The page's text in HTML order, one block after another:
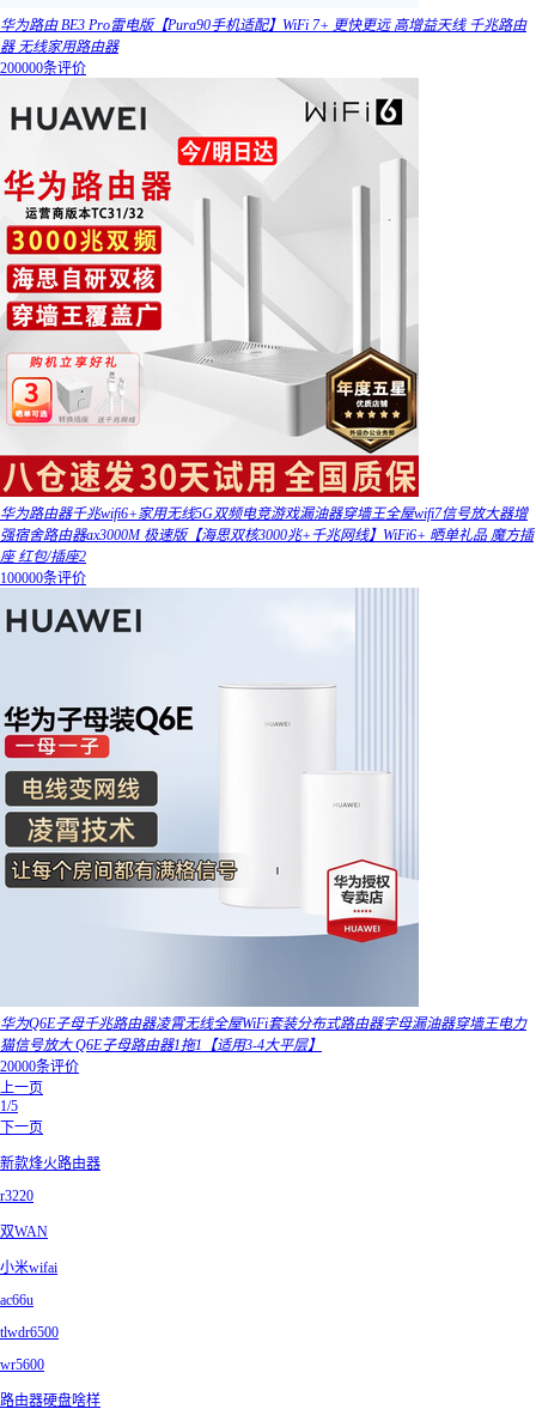
华为路由 BE3 Pro雷电版【Pura90手机适配】WiFi 7+ 更快更远 高增益天线 千兆路由
器 无线家用路由器
200000条评价
华为路由器千兆wifi6+家用无线5G双频电竞游戏漏油器穿墙王全屋wifi7信号放大器增
强宿舍路由器ax3000M 极速版【海思双核3000兆+千兆网线】WiFi6+ 晒单礼品 魔方插
座 红包/插座2
100000条评价
华为Q6E子母千兆路由器凌霄无线全屋WiFi套装分布式路由器字母漏油器穿墙王电力
猫信号放大 Q6E子母路由器1拖1【适用3-4大平层】
20000条评价
上一页
1/5
下一页
新款烽火路由器
r3220
双WAN
小米wifai
ac66u
tlwdr6500
wr5600
路由器硬盘啥样